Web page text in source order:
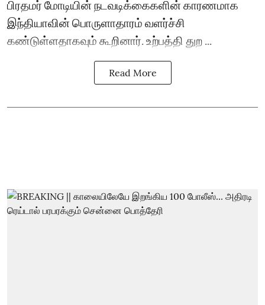
பிரதமர் மோடியின் நடவடிக்கைகளின் காரணமாக
இந்தியாவின் பொருளாதாரம் வளர்ச்சி
கண்டுள்ளதாகவும் கூறினார். உற்பத்தி துற ...
Read More